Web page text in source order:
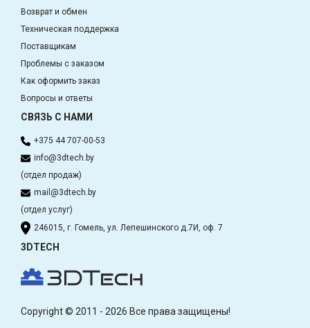
Возврат и обмен
Техническая поддержка
Поставщикам
Проблемы с заказом
Как оформить заказ
Вопросы и ответы
СВЯЗЬ С НАМИ
+375 44 707-00-53
info@3dtech.by
(отдел продаж)
mail@3dtech.by
(отдел услуг)
246015, г. Гомель, ул. Лепешинского д.7И, оф. 7
3DTECH
Copyright © 2011 - 2026 Все права защищены!